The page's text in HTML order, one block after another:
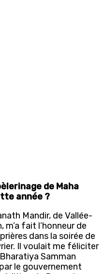
de Maha
année ?
Mandir, de Vallée-
fait l’honneur de
dans la soirée de
Il voulait me féliciter
Samman
le gouvernement